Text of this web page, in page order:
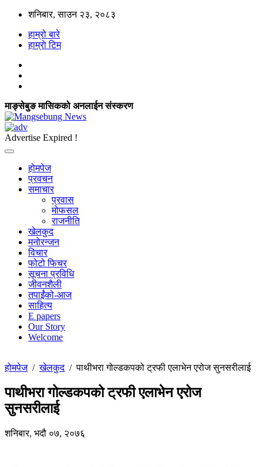
शनिबार, साउन २३, २०८३
हाम्रो बारे
हाम्राे टिम
माङ्सेबुङ मासिकको अनलाईन संस्करण
Advertise Expired !
होमपेज
प्रवचन
समाचार
प्रवास
मोफसल
राजनीति
खेलकुद
मनोरन्जन
विचार
फोटो फिचर
सूचना प्रविधि
जीवनशैली
तपाईंको-आज
साहित्य
E papers
Our Story
Welcome
होमपेज/खेलकुद/पाथीभरा गोल्डकपको ट्रफी एलाभेन एरोज सुनसरीलाई
पाथीभरा गोल्डकपको ट्रफी एलाभेन एरोज
सुनसरीलाई
शनिबार, भदौ ०७, २०७६